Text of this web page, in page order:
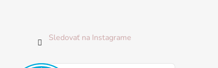
Sledovať na Instagrame